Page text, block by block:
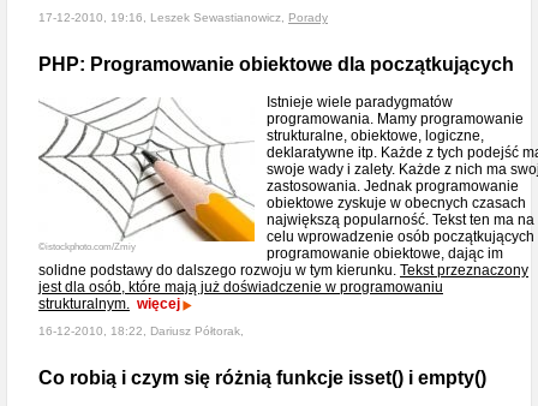
17-12-2010, 19:16, Leszek Sewastianowicz, Porady
PHP: Programowanie obiektowe dla początkujących
©istockphoto.com/Zmiy
Istnieje wiele paradygmatów
programowania. Mamy programowanie
strukturalne, obiektowe, logiczne,
deklaratywne itp. Każde z tych podejść
swoje wady i zalety. Każde z nich ma
zastosowania. Jednak programowanie
obiektowe zyskuje w obecnych czasach
największą popularność. Tekst ten ma na
celu wprowadzenie osób początkujących
programowanie obiektowe, dając im
solidne podstawy do dalszego rozwoju w tym kierunku. Tekst przeznaczony
jest dla osób, które mają już doświadczenie w programowaniu
strukturalnym. więcej
16-12-2010, 18:22, Dariusz Półtorak,
Co robią i czym się różnią funkcje isset() i empty()